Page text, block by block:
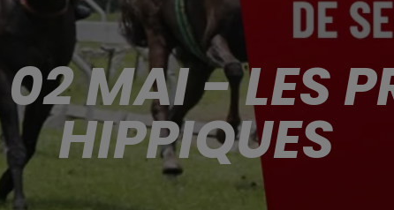
MAI - LES
HIPPIQUES